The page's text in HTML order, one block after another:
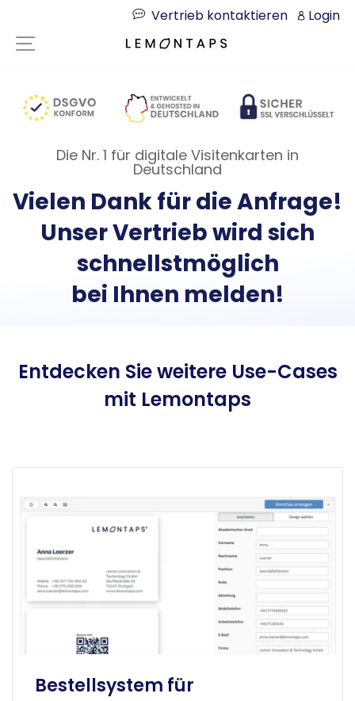
Inhalt
Vertrieb kontaktieren
Login
Seitennavigation
Die Nr. 1 für digitale Visitenkarten in
Deutschland
Vielen Dank für die Anfrage!
Unser Vertrieb wird sich
schnellstmöglich
bei Ihnen melden!
Entdecken Sie weitere Use-Cases
mit Lemontaps
Bestellsystem für